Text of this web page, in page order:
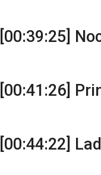
[00:39:25]
[00:41:26]
[00:44:22]